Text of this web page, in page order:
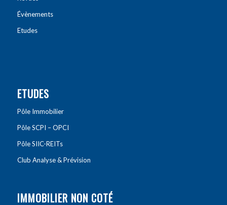
Évènements
Etudes
ETUDES
Pôle Immobilier
Pôle SCPI – OPCI
Pôle SIIC-REITs
Club Analyse & Prévision
IMMOBILIER NON COTÉ